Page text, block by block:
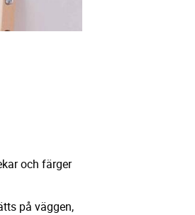
och färger
på väggen,